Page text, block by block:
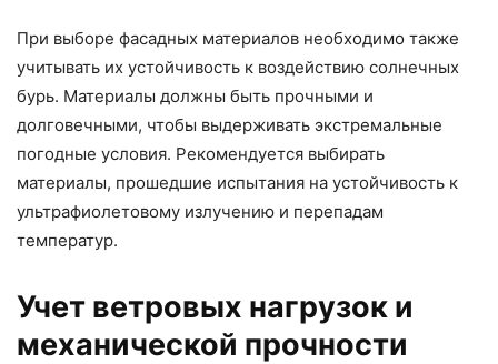
При выборе фасадных материалов необходимо также
учитывать их устойчивость к воздействию солнечных
бурь. Материалы должны быть прочными и
долговечными, чтобы выдерживать экстремальные
погодные условия. Рекомендуется выбирать
материалы, прошедшие испытания на устойчивость к
ультрафиолетовому излучению и перепадам
температур.
Учет ветровых нагрузок и
механической прочности